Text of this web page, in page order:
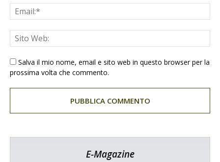
Salva il mio nome, email e sito web in questo browser per la
prossima volta che commento.
E-Magazine